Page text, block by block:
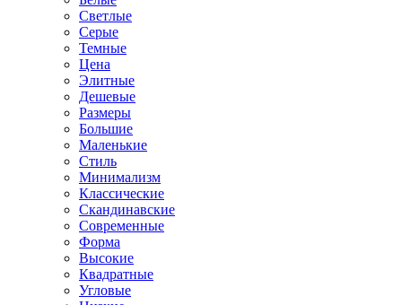
Светлые
Серые
Темные
Цена
Элитные
Дешевые
Размеры
Большие
Маленькие
Стиль
Минимализм
Классические
Скандинавские
Современные
Форма
Высокие
Квадратные
Угловые